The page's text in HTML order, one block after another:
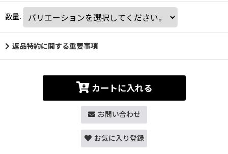
数量:
返品特約に関する重要事項
カートに入れる
お問い合わせ
お気に入り登録